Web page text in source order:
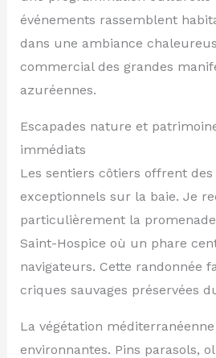
événements rassemblent
dans une ambiance
commercial des grandes
azuréennes.
Escapades nature et
immédiats
Les sentiers côtiers offrent des
exceptionnels sur la baie. Je
particulièrement la
Saint-Hospice où un phare
navigateurs. Cette randonnée
criques sauvages préservées
La végétation
environnantes. Pins parasols,